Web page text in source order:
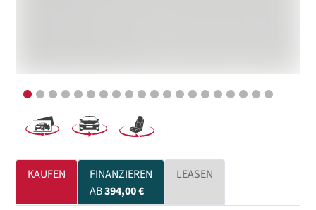
KAUFEN
FINANZIEREN
AB394,00 €
LEASEN